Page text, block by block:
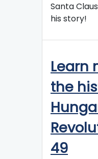
Santa
his story!
Learn
the
49